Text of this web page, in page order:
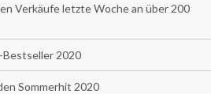
Verkäufe letzte Woche an über 200
Bestseller 2020
Sommerhit 2020